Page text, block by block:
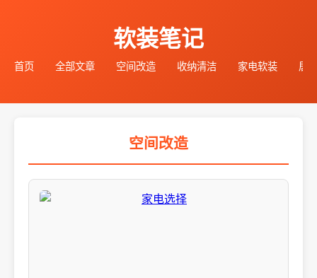
软装笔记
首页 全部文章 空间改造 收纳清洁 家电软装 居
空间改造